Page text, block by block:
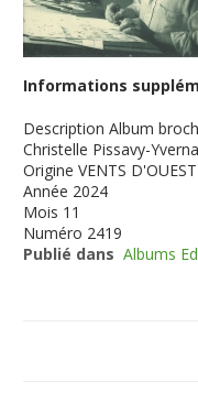
Informations
Description Album
Christelle Pissavy-
Origine VENTS D'OUEST
Année 2024
Mois 11
Numéro 2419
Publié dans Albums